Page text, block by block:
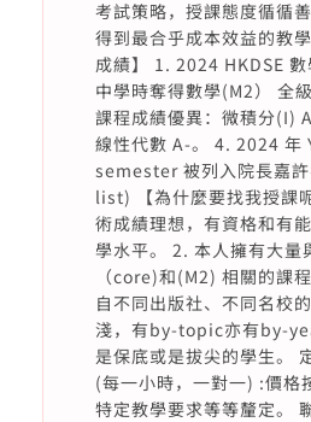
考試策略，授課態度循循
得到最合乎成本效益的教
成績】 1. 2024 HKDSE
中學時奪得數學(M2） 全
課程成績優異：微積分(I)
線性代數 A-。 4. 2024 年
semester 被列入院長嘉
list) 【為什麼要找我授課
術成績理想，有資格和有
學水平。 2. 本人擁有大量
（core)和(M2) 相關的課
自不同出版社、不同名校
淺，有by-topic亦有by-
是保底或是拔尖的學生。
(每一小時，一對一) :價格
特定教學要求等等釐定。